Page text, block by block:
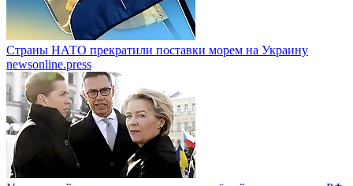
Страны НАТО прекратили поставки морем на Украину
newsonline.press